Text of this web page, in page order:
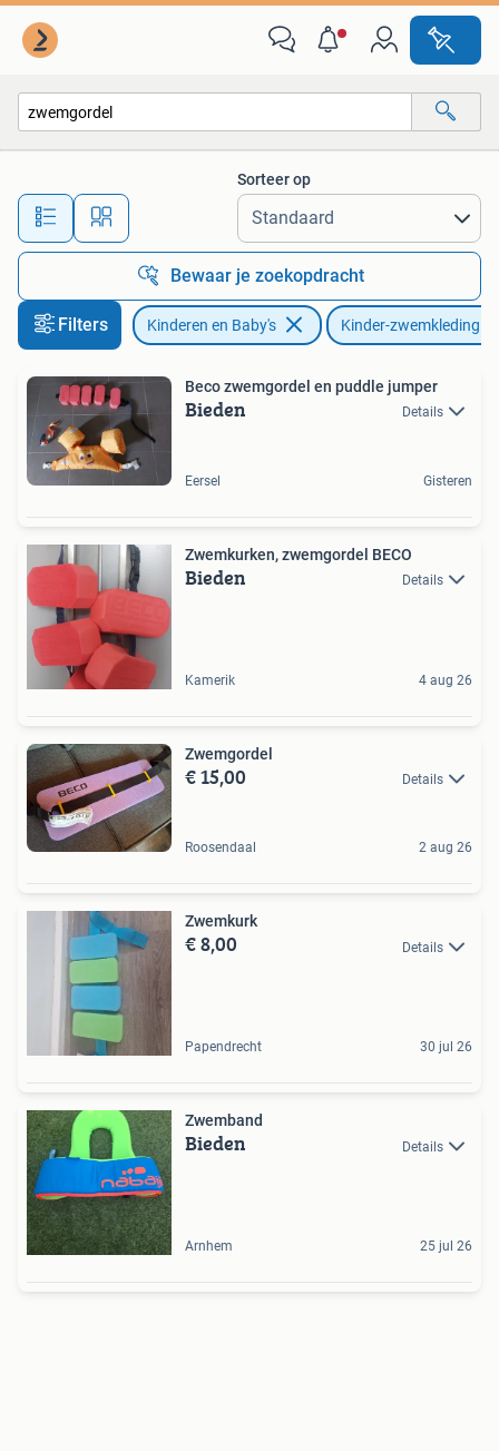
Alle afstanden…
Sorteer op
Bewaar je zoekopdracht
Filters Kinderen en Baby's Kinder-zwemkleding
Beco zwemgordel en puddle jumper
Bieden Details
Eersel Gisteren
Zwemkurken, zwemgordel BECO
Bieden Details
Kamerik 4 aug 26
Zwemgordel
€ 15,00 Details
Roosendaal 2 aug 26
Zwemkurk
€ 8,00 Details
Papendrecht 30 jul 26
Zwemband
Bieden Details
Arnhem 25 jul 26